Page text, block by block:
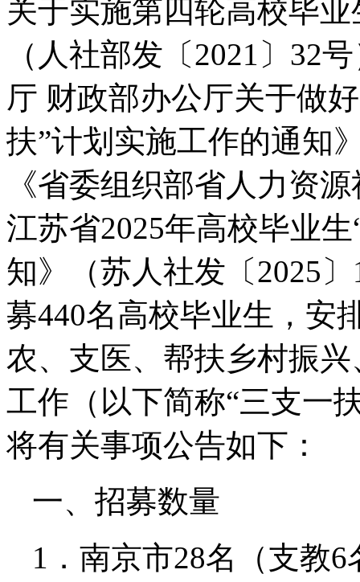
关于实施第四轮高校毕
（人社部发〔2021〕32
厅 财政部办公厅关于做
扶”计划实施工作的通知
《省委组织部省人力资
江苏省2025年高校毕业
知》（苏人社发〔2025
募440名高校毕业生，安
农、支医、帮扶乡村振
工作（以下简称“三支一
将有关事项公告如下：
一、招募数量
1．南京市28名（支教